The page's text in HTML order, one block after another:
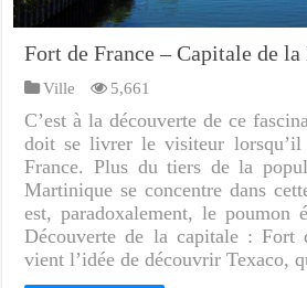
Fort de France – Capitale de
Ville 5,661
C’est à la découverte de ce
doit se livrer le visiteur lorsqu’il
France. Plus du tiers de la
Martinique se concentre dans
est, paradoxalement, le poumon
Découverte de la capitale : Fort
vient l’idée de découvrir Texaco,